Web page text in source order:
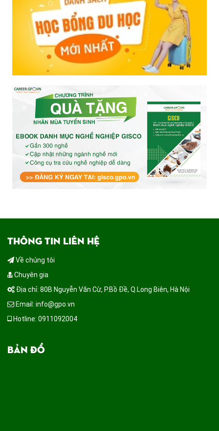
THÔNG TIN LIÊN HỆ
Về chúng tôi
Chuyên gia
Địa chỉ: 80B Nguyễn Văn Cừ, P.Bồ Đề, Q.Long Biên, Hà Nội
Email: info@gpo.vn
Hotline: 0911092004
BẢN ĐỒ